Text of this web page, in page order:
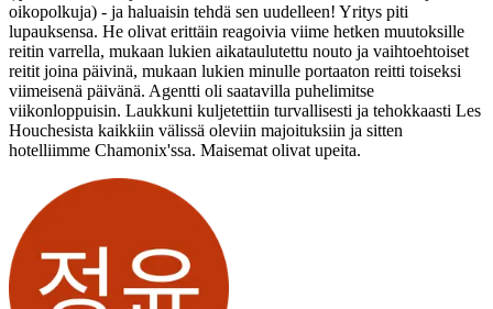
oikopolkuja) - ja haluaisin tehdä sen uudelleen! Yritys piti
lupauksensa. He olivat erittäin reagoivia viime hetken muutoksille
reitin varrella, mukaan lukien aikataulutettu nouto ja vaihtoehtoiset
reitit joina päivinä, mukaan lukien minulle portaaton reitti toiseksi
viimeisenä päivänä. Agentti oli saatavilla puhelimitse
viikonloppuisin. Laukkuni kuljetettiin turvallisesti ja tehokkaasti Les
Houchesista kaikkiin välissä oleviin majoituksiin ja sitten
hotelliimme Chamonix'ssa. Maisemat olivat upeita.